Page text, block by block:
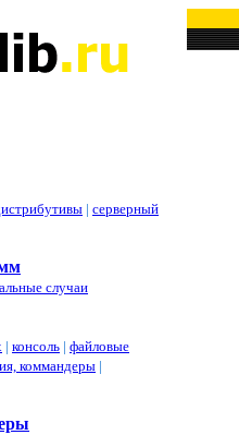
| серверный
случаи
| консоль | файловые
коммандеры |